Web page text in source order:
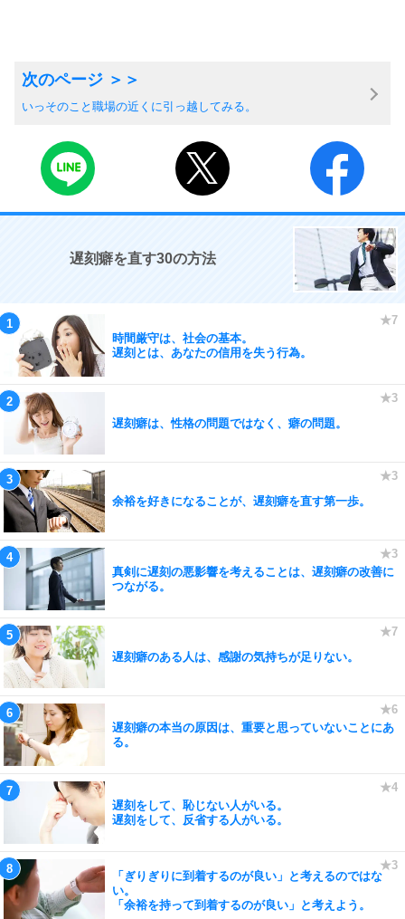
いっそのこと職場の近くに引っ越してみる。
遅刻癖を直す30の方法
時間厳守は、社会の基本。
遅刻とは、あなたの信用を失う行為。
遅刻癖は、性格の問題ではなく、癖の問題。
余裕を好きになることが、遅刻癖を直す第一歩。
真剣に遅刻の悪影響を考えることは、遅刻癖の改善に
つながる。
遅刻癖のある人は、感謝の気持ちが足りない。
遅刻癖の本当の原因は、重要と思っていないことにあ
る。
遅刻をして、恥じない人がいる。
遅刻をして、反省する人がいる。
「ぎりぎりに到着するのが良い」と考えるのではな
い。
「余裕を持って到着するのが良い」と考えよう。